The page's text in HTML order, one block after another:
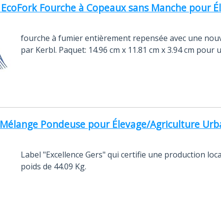
EcoFork Fourche à Copeaux sans Manche pour
fourche à fumier entièrement repensée avec une
par Kerbl. Paquet: 14.96 cm x 11.81 cm x 3.94 cm pour
Pondeuse pour Élevage/Agriculture
Label "Excellence Gers" qui certifie une production
poids de 44.09 Kg.